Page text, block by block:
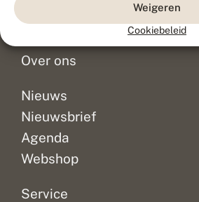
Weigeren
Cookiebeleid
Doneer
Over ons
Nieuws
Nieuwsbrief
Agenda
Webshop
Service